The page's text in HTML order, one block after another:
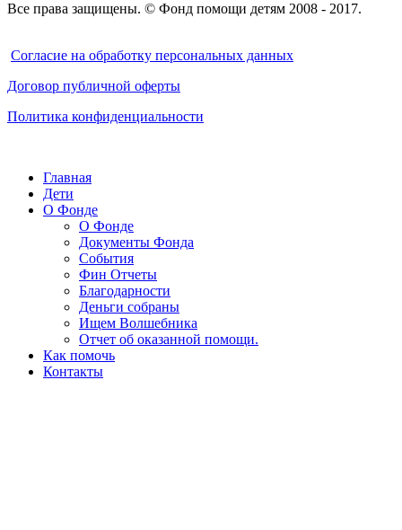
Все права защищены. © Фонд помощи детям 2008 - 2017.
Cогласие на обработку персональных данных
Договор публичной оферты
Политика конфиденциальности
Главная
Дети
О Фонде
О Фонде
Документы Фонда
События
Фин Отчеты
Благодарности
Деньги собраны
Ищем Волшебника
Отчет об оказанной помощи.
Как помочь
Контакты